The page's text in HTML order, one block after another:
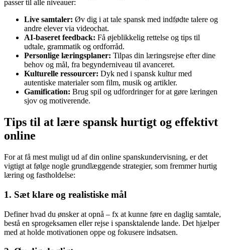
passer til alle niveauer:
Live samtaler: Øv dig i at tale spansk med indfødte talere og
andre elever via videochat.
AI-baseret feedback: Få øjeblikkelig rettelse og tips til
udtale, grammatik og ordforråd.
Personlige læringsplaner: Tilpas din læringsrejse efter dine
behov og mål, fra begynderniveau til avanceret.
Kulturelle ressourcer: Dyk ned i spansk kultur med
autentiske materialer som film, musik og artikler.
Gamification: Brug spil og udfordringer for at gøre læringen
sjov og motiverende.
Tips til at lære spansk hurtigt og effektivt
online
For at få mest muligt ud af din online spanskundervisning, er det
vigtigt at følge nogle grundlæggende strategier, som fremmer hurtig
læring og fastholdelse:
1. Sæt klare og realistiske mål
Definer hvad du ønsker at opnå – fx at kunne føre en daglig samtale,
bestå en sprogeksamen eller rejse i spansktalende lande. Det hjælper
med at holde motivationen oppe og fokusere indsatsen.